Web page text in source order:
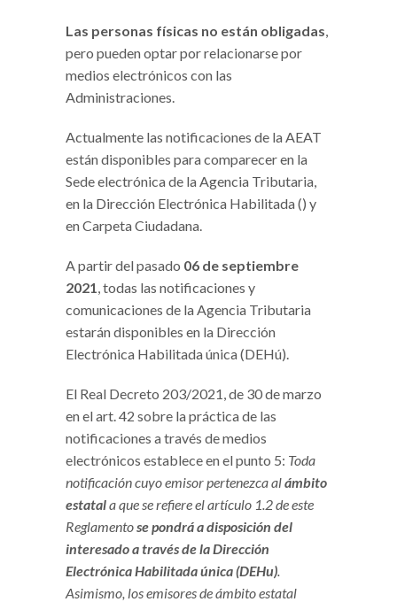
Las personas físicas no están obligadas,
pero pueden optar por relacionarse por
medios electrónicos con las
Administraciones.
Actualmente las notificaciones de la AEAT
están disponibles para comparecer en la
Sede electrónica de la Agencia Tributaria,
en la Dirección Electrónica Habilitada () y
en Carpeta Ciudadana.
A partir del pasado 06 de septiembre
2021, todas las notificaciones y
comunicaciones de la Agencia Tributaria
estarán disponibles en la Dirección
Electrónica Habilitada única (DEHú).
El Real Decreto 203/2021, de 30 de marzo
en el art. 42 sobre la práctica de las
notificaciones a través de medios
electrónicos establece en el punto 5: Toda
notificación cuyo emisor pertenezca alámbito
estatala que se refiere el artículo 1.2 de este
Reglamentose pondrá a disposición del
interesado a través de la Dirección
Electrónica Habilitada única (DEHu).
Asimismo, los emisores de ámbito estatal